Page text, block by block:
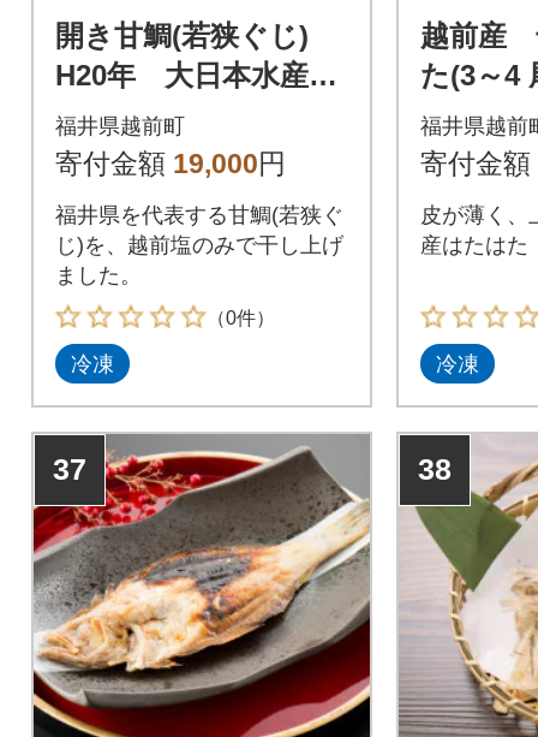
開き甘鯛(若狭ぐじ)
H20年 大日本水産会
会長賞受賞
福井県越前町
寄付金額 19,000円
福井県を代表する甘鯛(若狭ぐ
じ)を、越前塩のみで干し上げ
ました。
（0件）
冷凍
越前産
た(3～4
福井県越前
寄付金額
皮が薄く、
産はたはた
冷凍
37 38